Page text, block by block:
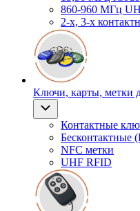
860-960 МГц
2-х, 3-х
Ключи, карты, метки
Контактные
Бесконтактные
NFC метки
UHF RFID